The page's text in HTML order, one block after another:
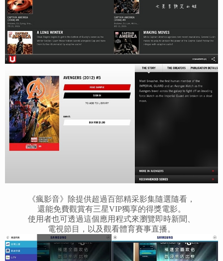
《瘋影音》除提供超過百部精采影集隨選隨看，
還能免費觀賞有三星VIP獨享的得獎電影。
使用者也可透過這個應用程式來瀏覽即時新聞、
電視節目，以及觀看體育賽事直播。